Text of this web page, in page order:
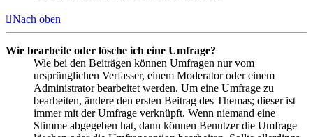
Nach oben
Wie bearbeite oder lösche ich eine Umfrage?
Wie bei den Beiträgen können Umfragen nur vom
ursprünglichen Verfasser, einem Moderator oder einem
Administrator bearbeitet werden. Um eine Umfrage zu
bearbeiten, ändere den ersten Beitrag des Themas; dieser ist
immer mit der Umfrage verknüpft. Wenn niemand eine
Stimme abgegeben hat, dann können Benutzer die Umfrage